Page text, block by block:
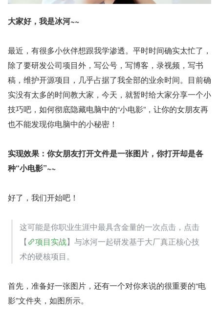
大家好，我是冰河~~
最近，有很多小伙伴想跟我学渗透。平时时间确实太忙了，
除了要研发公司项目外，写公号，写博客，录视频，写书
稿，维护开源项目，几乎占据了我全部的业余时间。目前确
实没有太多的时间教大家，今天，就暂时给大家分享一个小
技巧吧，如何彻底隐藏电脑中的“小电影”，让你的女朋友再
也不能发现你电脑中的小秘密！
实现效果：你女朋友打开文件是一张图片，你打开却是各
种“小电影”~~
好了，我们开始吧！
这可能是你职业生涯中最具含金量的一次点击，点击
【
项目实战】与冰河一起研发基于大厂真正核心技
术的硬核项目。
首先，准备好一张图片，还有一个对你来说的很重要的“电
影”文件夹，如图所示。